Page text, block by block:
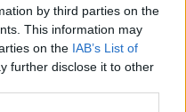
by third parties on the
This information may
on the IAB’s List of
further disclose it to other